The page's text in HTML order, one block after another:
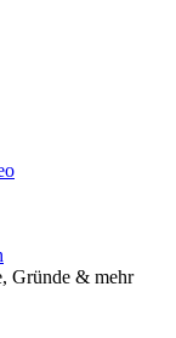
Gründe & mehr